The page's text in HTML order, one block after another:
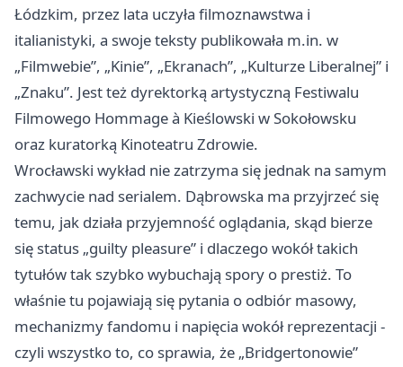
Łódzkim, przez lata uczyła filmoznawstwa i
italianistyki, a swoje teksty publikowała m.in. w
„Filmwebie”, „Kinie”, „Ekranach”, „Kulturze Liberalnej” i
„Znaku”. Jest też dyrektorką artystyczną Festiwalu
Filmowego Hommage à Kieślowski w Sokołowsku
oraz kuratorką Kinoteatru Zdrowie.
Wrocławski wykład nie zatrzyma się jednak na samym
zachwycie nad serialem. Dąbrowska ma przyjrzeć się
temu, jak działa przyjemność oglądania, skąd bierze
się status „guilty pleasure” i dlaczego wokół takich
tytułów tak szybko wybuchają spory o prestiż. To
właśnie tu pojawiają się pytania o odbiór masowy,
mechanizmy fandomu i napięcia wokół reprezentacji -
czyli wszystko to, co sprawia, że „Bridgertonowie”